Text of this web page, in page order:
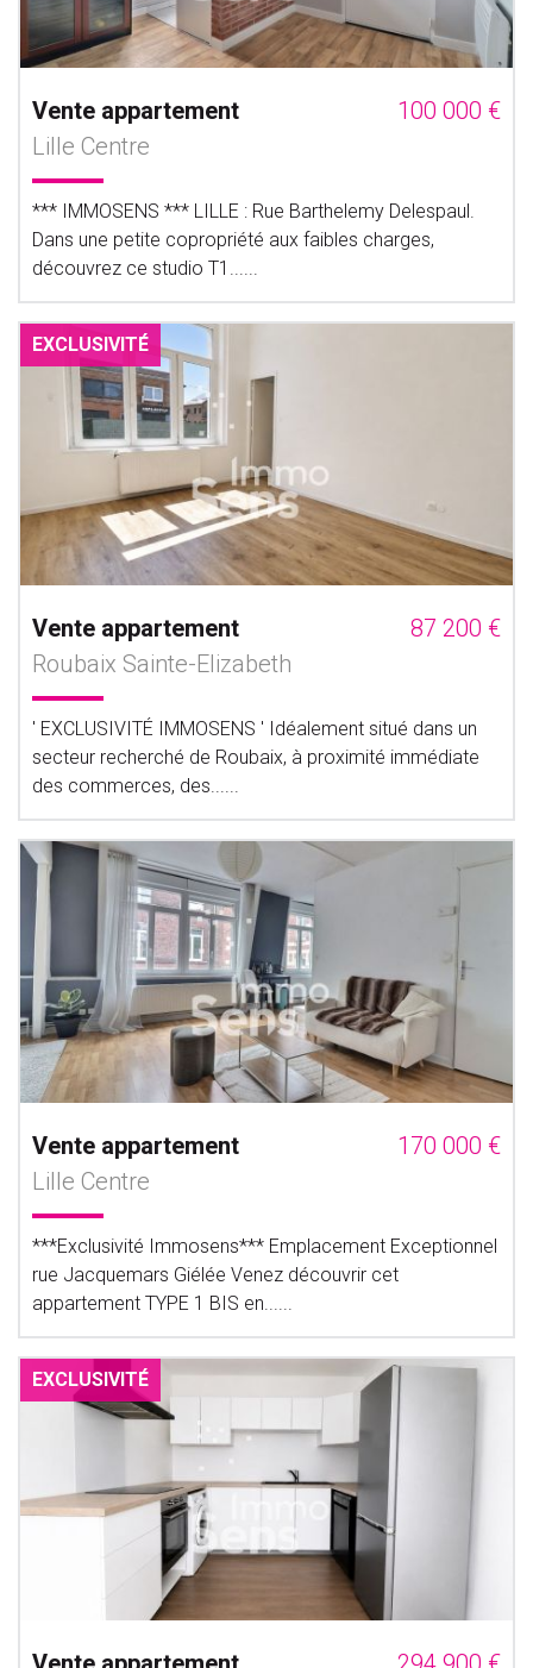
Vente appartement
100 000 €
Lille Centre
*** IMMOSENS *** LILLE : Rue Barthelemy Delespaul.
Dans une petite copropriété aux faibles charges,
découvrez ce studio T1......
EXCLUSIVITÉ
Vente appartement
87 200 €
Roubaix Sainte-Elizabeth
' EXCLUSIVITÉ IMMOSENS ' Idéalement situé dans un
secteur recherché de Roubaix, à proximité immédiate
des commerces, des......
Vente appartement
170 000 €
Lille Centre
***Exclusivité Immosens*** Emplacement Exceptionnel
rue Jacquemars Giélée Venez découvrir cet
appartement TYPE 1 BIS en......
EXCLUSIVITÉ